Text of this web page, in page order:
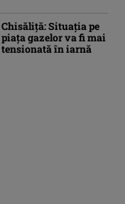
Chisăliţă: Situaţia pe
piaţa gazelor va fi mai
tensionată în iarnă